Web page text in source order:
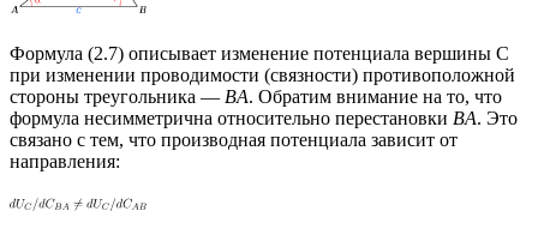
Формула (2.7) описывает изменение потенциала вершины C
при изменении проводимости (связности) противоположной
стороны треугольника — BA. Обратим внимание на то, что
формула несимметрична относительно перестановки BA. Это
связано с тем, что производная потенциала зависит от
направления: